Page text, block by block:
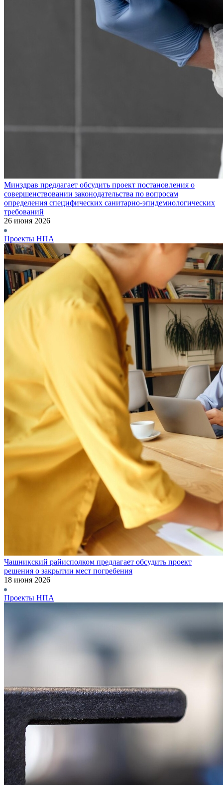
Минздрав предлагает обсудить проект постановления о
совершенствовании законодательства по вопросам
определения специфических санитарно-эпидемиологических
требований
26 июня 2026
Проекты НПА
Чашникский райисполком предлагает обсудить проект
решения о закрытии мест погребения
18 июня 2026
Проекты НПА